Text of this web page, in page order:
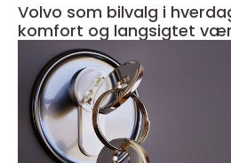
Volvo som bilvalg i
komfort og langsigtet